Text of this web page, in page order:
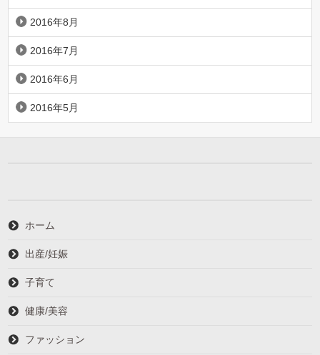
2016年8月
2016年7月
2016年6月
2016年5月
ホーム
出産/妊娠
子育て
健康/美容
ファッション